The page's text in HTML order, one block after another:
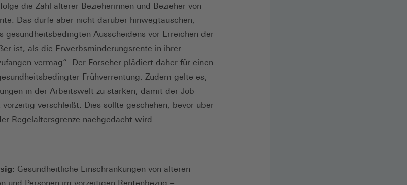
die Zahl älterer Bezieherinnen und Bezieher von
Das dürfe aber nicht darüber hinwegtäuschen,
gesundheitsbedingten Ausscheidens vor Erreichen der
ist, als die Erwerbsminderungsrente in ihrer
vermag“. Der Forscher plädiert daher für einen
Frühverrentung. Zudem gelte es,
in der Arbeitswelt zu stärken, damit der Job
verschleißt. Dies sollte geschehen, bevor über
Regelaltersgrenze nachgedacht wird.
Gesundheitliche Einschränkungen von älteren